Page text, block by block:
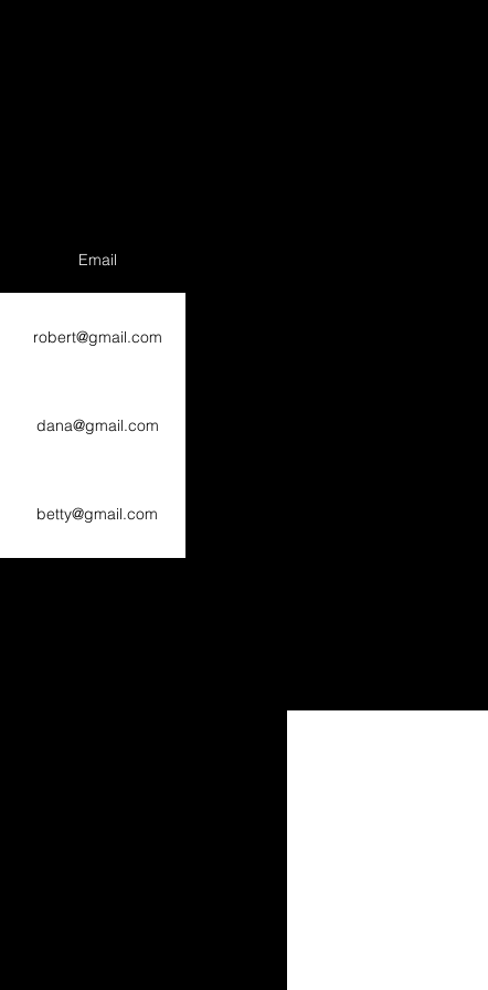
Email
robert@gmail.com
dana@gmail.com
betty@gmail.com